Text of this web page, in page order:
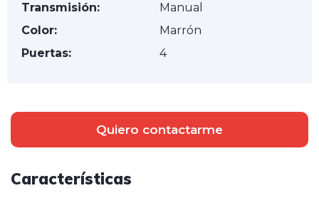
Transmisión:
Manual
Color:
Marrón
Puertas:
4
Quiero contactarme
Características